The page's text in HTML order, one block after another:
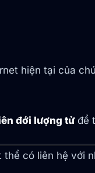
hiện tại của
đới lượng tửđể
có liên hệ với